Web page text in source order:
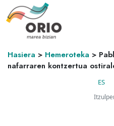
Hasiera > Hemeroteka >
nafarraren kontzertua
ES